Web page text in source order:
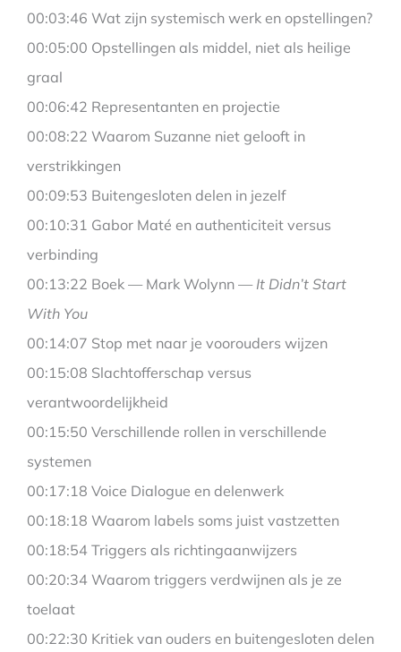
00:03:46 Wat zijn systemisch werk en opstellingen?
00:05:00 Opstellingen als middel, niet als heilige
graal
00:06:42 Representanten en projectie
00:08:22 Waarom Suzanne niet gelooft in
verstrikkingen
00:09:53 Buitengesloten delen in jezelf
00:10:31 Gabor Maté en authenticiteit versus
verbinding
00:13:22 Boek — Mark Wolynn — It Didn’t Start
With You
00:14:07 Stop met naar je voorouders wijzen
00:15:08 Slachtofferschap versus
verantwoordelijkheid
00:15:50 Verschillende rollen in verschillende
systemen
00:17:18 Voice Dialogue en delenwerk
00:18:18 Waarom labels soms juist vastzetten
00:18:54 Triggers als richtingaanwijzers
00:20:34 Waarom triggers verdwijnen als je ze
toelaat
00:22:30 Kritiek van ouders en buitengesloten delen